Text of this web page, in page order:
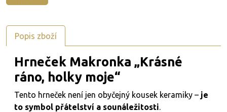
Popis zboží
Hrneček Makronka „Krásné
ráno, holky moje“
Tento hrneček není jen obyčejný kousek keramiky – je
to symbol přátelství a sounáležitosti.